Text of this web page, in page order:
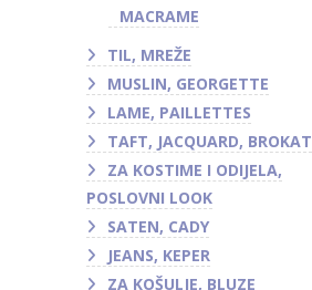
MACRAME
TIL, MREŽE
MUSLIN, GEORGETTE
LAME, PAILLETTES
TAFT, JACQUARD, BROKAT
ZA KOSTIME I ODIJELA,
POSLOVNI LOOK
SATEN, CADY
JEANS, KEPER
ZA KOŠULJE, BLUZE